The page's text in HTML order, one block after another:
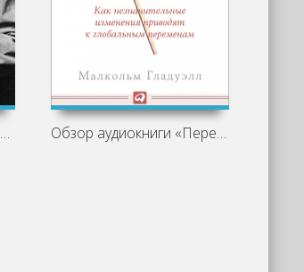
Эрих Мария Ремарк - жизнь и творчество Обзор аудиокниги «Переломный момент» -